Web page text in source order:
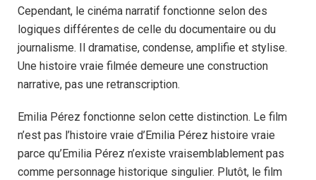
Cependant, le cinéma narratif fonctionne selon des
logiques différentes de celle du documentaire ou du
journalisme. Il dramatise, condense, amplifie et stylise.
Une histoire vraie filmée demeure une construction
narrative, pas une retranscription.
Emilia Pérez fonctionne selon cette distinction. Le film
n’est pas l’histoire vraie d’Emilia Pérez histoire vraie
parce qu’Emilia Pérez n’existe vraisemblablement pas
comme personnage historique singulier. Plutôt, le film